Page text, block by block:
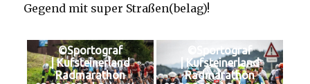
Gegend mit super Straßen(belag)!
©Sportograf
| Kufsteinerland
Radmarathon
©Sportograf
| Kufsteinerland
Radmarathon